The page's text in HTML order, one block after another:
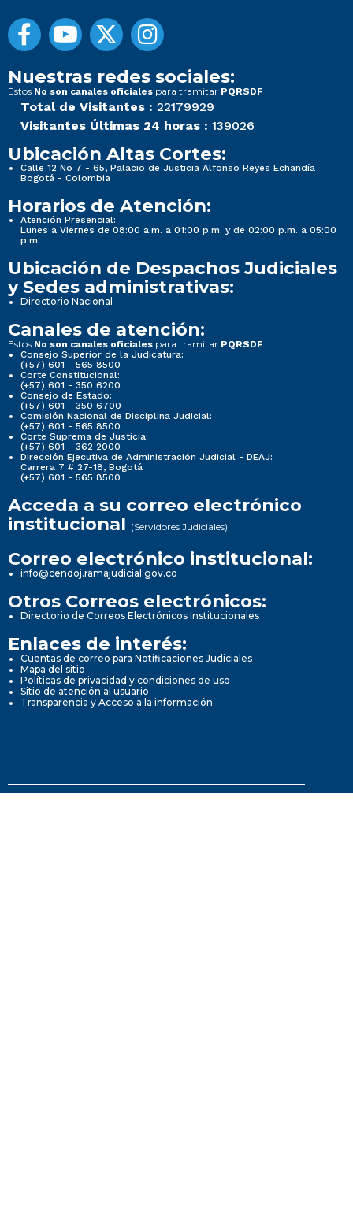
Nuestras redes sociales:
Estos No son canales oficiales para tramitar PQRSDF
Total de Visitantes : 22179929
Visitantes Últimas 24 horas : 139026
Ubicación Altas Cortes:
Calle 12 No 7 - 65, Palacio de Justicia Alfonso Reyes Echandía
Bogotá - Colombia
Horarios de Atención:
Atención Presencial:
Lunes a Viernes de 08:00 a.m. a 01:00 p.m. y de 02:00 p.m. a 05:00
p.m.
Ubicación de Despachos Judiciales
y Sedes administrativas:
Directorio Nacional
Canales de atención:
Estos No son canales oficiales para tramitar PQRSDF
Consejo Superior de la Judicatura:
(+57) 601 - 565 8500
Corte Constitucional:
(+57) 601 - 350 6200
Consejo de Estado:
(+57) 601 - 350 6700
Comisión Nacional de Disciplina Judicial:
(+57) 601 - 565 8500
Corte Suprema de Justicia:
(+57) 601 - 362 2000
Dirección Ejecutiva de Administración Judicial - DEAJ:
Carrera 7 # 27-18, Bogotá
(+57) 601 - 565 8500
Acceda a su correo electrónico
institucional (Servidores Judiciales)
Correo electrónico institucional:
info@cendoj.ramajudicial.gov.co
Otros Correos electrónicos:
Directorio de Correos Electrónicos Institucionales
Enlaces de interés:
Cuentas de correo para Notificaciones Judiciales
Mapa del sitio
Políticas de privacidad y condiciones de uso
Sitio de atención al usuario
Transparencia y Acceso a la información